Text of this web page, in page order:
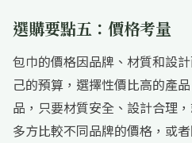
選購要點五：價格考量
包巾的價格因品牌、材質和設
己的預算，選擇性價比高的產
品，只要材質安全、設計合理
多方比較不同品牌的價格，或